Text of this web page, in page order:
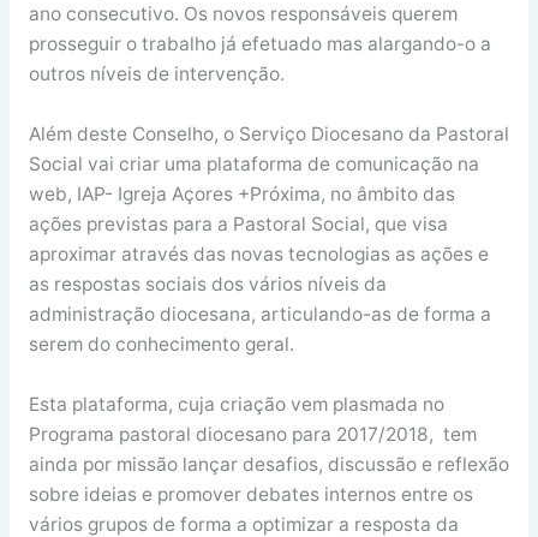
ano consecutivo. Os novos responsáveis querem
prosseguir o trabalho já efetuado mas alargando-o a
outros níveis de intervenção.
Além deste Conselho, o Serviço Diocesano da Pastoral
Social vai criar uma plataforma de comunicação na
web, IAP- Igreja Açores +Próxima, no âmbito das
ações previstas para a Pastoral Social, que visa
aproximar através das novas tecnologias as ações e
as respostas sociais dos vários níveis da
administração diocesana, articulando-as de forma a
serem do conhecimento geral.
Esta plataforma, cuja criação vem plasmada no
Programa pastoral diocesano para 2017/2018, tem
ainda por missão lançar desafios, discussão e reflexão
sobre ideias e promover debates internos entre os
vários grupos de forma a optimizar a resposta da